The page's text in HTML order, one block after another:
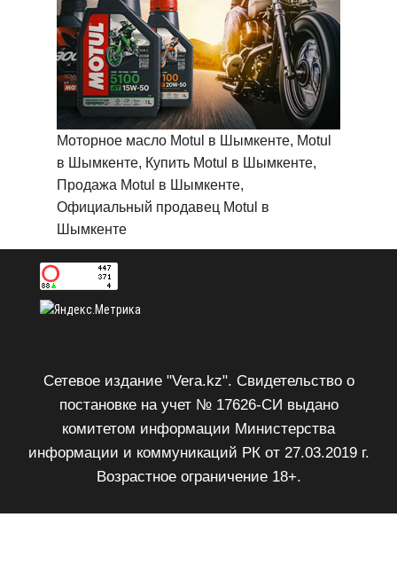
Моторное масло Motul в Шымкенте, Motul
в Шымкенте, Купить Motul в Шымкенте,
Продажа Motul в Шымкенте,
Официальный продавец Motul в
Шымкенте
Сетевое издание "Vera.kz". Свидетельство о
постановке на учет № 17626-СИ выдано
комитетом информации Министерства
информации и коммуникаций РК от 27.03.2019 г.
Возрастное ограничение 18+.